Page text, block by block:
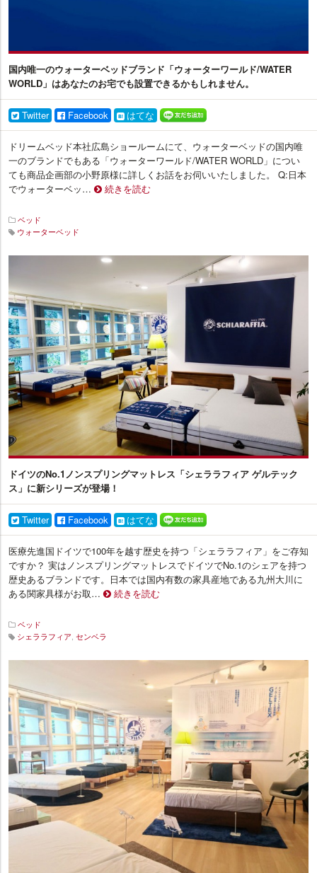
国内唯一のウォーターベッドブランド「ウォーターワールド/WATER
WORLD」はあなたのお宅でも設置できるかもしれません。
Twitter Facebook はてな
ドリームベッド本社広島ショールームにて、ウォーターベッドの国内唯
一のブランドでもある「ウォーターワールド/WATER WORLD」につい
ても商品企画部の小野原様に詳しくお話をお伺いいたしました。 Q:日本
でウォーターベッ…
続きを読む
ベッド
ウォーターベッド
イ
リ
ア
プ
ラ
ス
ドイツのNo.1ノンスプリングマットレス「シェララフィア ゲルテック
ス」に新シリーズが登場！
Twitter Facebook はてな
医療先進国ドイツで100年を越す歴史を持つ「シェララフィア」をご存知
ですか？ 実はノンスプリングマットレスでドイツでNo.1のシェアを持つ
歴史あるブランドです。日本では国内有数の家具産地である九州大川に
ある関家具様がお取…
続きを読む
ベッド
シェララフィア, センベラ
イ
テ
リ
ア
プ
ラ
ス